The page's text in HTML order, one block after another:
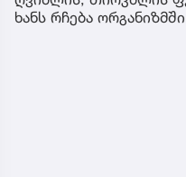
ხანს რჩება